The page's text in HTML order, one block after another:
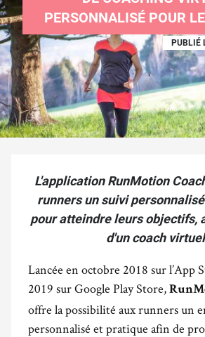
PERSONNALISÉ POUR
PUBLIÉ
L'application RunMotion
runners un suivi
pour atteindre leurs objectifs,
d'un coach
Lancée en octobre 2018 sur l’App
2019 sur Google Play Store,
offre la possibilité aux runners un
personnalisé et pratique afin de